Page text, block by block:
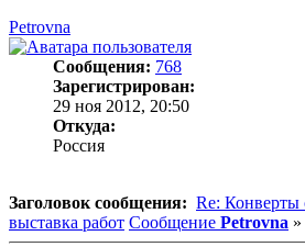
Petrovna
Сообщения: 768
Зарегистрирован:
29 ноя 2012, 20:50
Откуда:
Россия
Заголовок сообщения: Re:
выставка работ Сообщение Petrovna »